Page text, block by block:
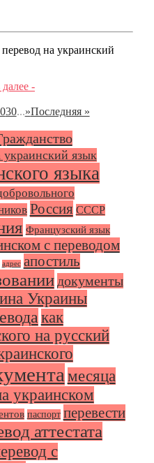
на украинский
-
30...»Последняя »
украинский язык
языка
Россия СССР
Французский язык
с переводом
адрес апостиль
документы
Украины
как
на русский
месяца
украинском
паспорт перевести
аттестата
с